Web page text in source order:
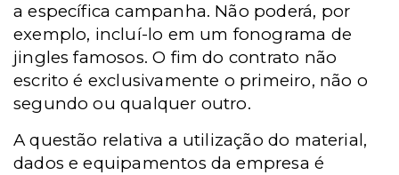
a específica campanha. Não poderá, por
exemplo, incluí-lo em um fonograma de
jingles famosos. O fim do contrato não
escrito é exclusivamente o primeiro, não o
segundo ou qualquer outro.
A questão relativa a utilização do material,
dados e equipamentos da empresa é